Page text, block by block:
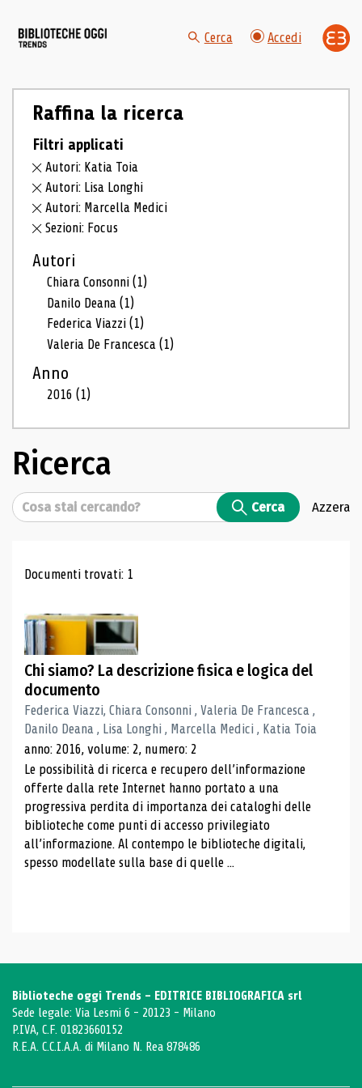
Cerca Accedi
Raffina la ricerca
Filtri applicati
Autori: Katia Toia
Autori: Lisa Longhi
Autori: Marcella Medici
Sezioni: Focus
Autori
Chiara Consonni(1)
Danilo Deana(1)
Federica Viazzi(1)
Valeria De Francesca(1)
Anno
2016(1)
Ricerca
Cerca Cerca Azzera
Risultati di ricerca
Documenti trovati: 1
Chi siamo? La descrizione fisica e logica del
documento
Federica Viazzi, Chiara Consonni , Valeria De Francesca ,
Danilo Deana , Lisa Longhi , Marcella Medici , Katia Toia
anno: 2016, volume: 2, numero: 2
Le possibilità di ricerca e recupero dell’informazione
offerte dalla rete Internet hanno portato a una
progressiva perdita di importanza dei cataloghi delle
biblioteche come punti di accesso privilegiato
all’informazione. Al contempo le biblioteche digitali,
spesso modellate sulla base di quelle ...
Biblioteche oggi Trends - EDITRICE BIBLIOGRAFICA srl
Sede legale: Via Lesmi 6 - 20123 - Milano
P.IVA, C.F. 01823660152
R.E.A. C.C.I.A.A. di Milano N. Rea 878486